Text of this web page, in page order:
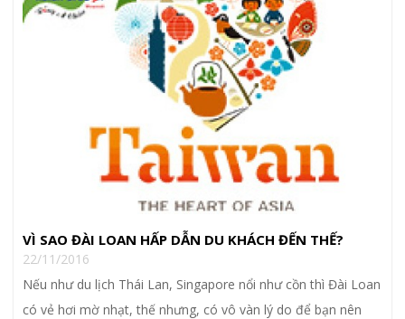
VÌ SAO ĐÀI LOAN HẤP DẪN DU KHÁCH ĐẾN THẾ?
22/11/2016
Nếu như du lịch Thái Lan, Singapore nổi như cồn thì Đài Loan
có vẻ hơi mờ nhạt, thế nhưng, có vô vàn lý do để bạn nên